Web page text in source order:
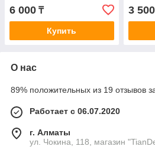
6 000 ₸
Купить
3 500
О нас
89% положительных из 19 отзывов
Работает с 06.07.2020
г. Алматы
ул. Чокина, 118, магазин